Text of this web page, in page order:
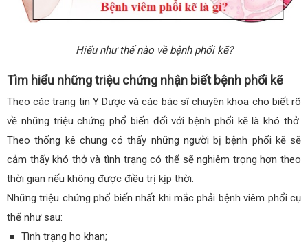
Hiểu như thế nào về bệnh phổi kẽ?
Tìm hiểu những triệu chứng nhận biết bệnh phổi kẽ
Theo các trang tin Y Dược và các bác sĩ chuyên khoa cho biết rõ
về những triệu chứng phổ biến đối với bệnh phổi kẽ là khó thở.
Theo thống kê chung có thấy những người bị bệnh phổi kẽ sẽ
cảm thấy khó thở và tình trạng có thể sẽ nghiêm trọng hơn theo
thời gian nếu không được điều trị kịp thời.
Những triệu chứng phổ biến nhất khi mắc phải bệnh viêm phổi cụ
thể như sau:
Tình trạng ho khan;